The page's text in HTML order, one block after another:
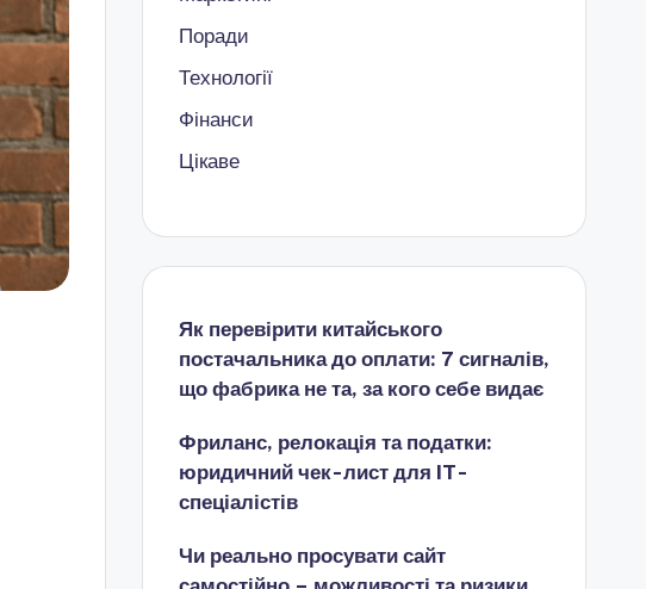
Поради
Технології
Фінанси
Цікаве
Як перевірити китайського
постачальника до оплати: 7 сигналів,
що фабрика не та, за кого себе видає
Фриланс, релокація та податки:
юридичний чек-лист для IT-
спеціалістів
Чи реально просувати сайт